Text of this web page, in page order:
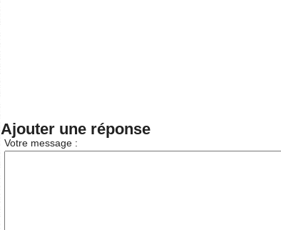
Ajouter une réponse
Votre message :